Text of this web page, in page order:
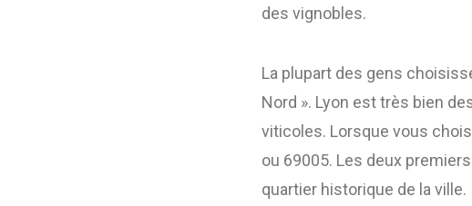
des vignobles.
La plupart des gens
Nord ». Lyon est très bien
viticoles. Lorsque vous
ou 69005. Les deux
quartier historique de la ville.